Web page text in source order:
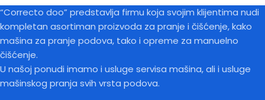
“Correcto doo” predstavlja firmu koja svojim klijentima nudi
kompletan asortiman proizvoda za pranje i čišćenje, kako
mašina za pranje podova, tako i opreme za manuelno
čišćenje.
U našoj ponudi imamo i usluge servisa mašina, ali i usluge
mašinskog pranja svih vrsta podova.